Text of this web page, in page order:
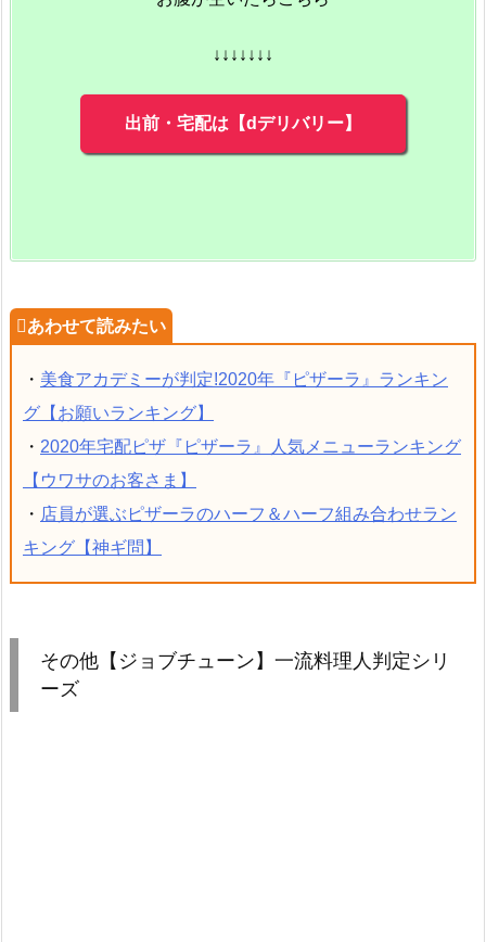
↓↓↓↓↓↓↓
出前・宅配は【dデリバリー】
・ 美食アカデミーが判定!2020年『ピザーラ』ランキン
グ【お願いランキング】
・ 2020年宅配ピザ『ピザーラ』人気メニューランキング
【ウワサのお客さま】
・ 店員が選ぶピザーラのハーフ＆ハーフ組み合わせラン
キング【神ギ問】
その他【ジョブチューン】一流料理人判定シリ
ーズ